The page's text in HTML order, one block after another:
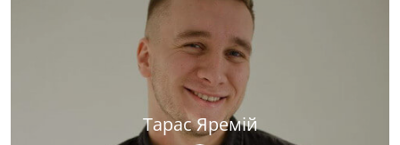
Тарас Яремій